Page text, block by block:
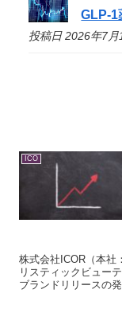
GLP-1
投稿日 2026年7月
ICO
株式会社ICOR（本社
リスティックビュー
ブランドリリースの